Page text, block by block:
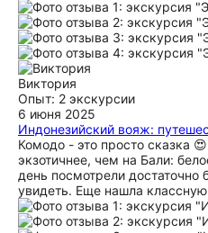
Виктория
Опыт: 2 экскурсии
6 июня 2025
Индонезийский вояж:
Комодо - это просто сказка
экзотичнее, чем на Бали:
день посмотрели достаточно
увидеть. Еще нашла